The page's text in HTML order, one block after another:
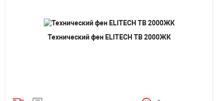
Технический фен ELITECH ТВ 2000ЖК